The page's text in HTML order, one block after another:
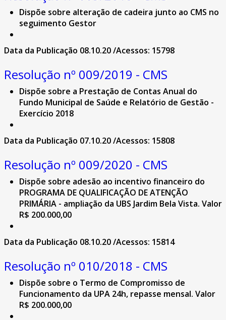
Dispõe sobre alteração de cadeira junto ao CMS no
seguimento Gestor
Data da Publicação 08.10.20 /Acessos: 15798
Resolução nº 009/2019 - CMS
Dispõe sobre a Prestação de Contas Anual do
Fundo Municipal de Saúde e Relatório de Gestão -
Exercício 2018
Data da Publicação 07.10.20 /Acessos: 15808
Resolução nº 009/2020 - CMS
Dispõe sobre adesão ao incentivo financeiro do
PROGRAMA DE QUALIFICAÇÃO DE ATENÇÃO
PRIMÁRIA - ampliação da UBS Jardim Bela Vista. Valor
R$ 200.000,00
Data da Publicação 08.10.20 /Acessos: 15814
Resolução nº 010/2018 - CMS
Dispõe sobre o Termo de Compromisso de
Funcionamento da UPA 24h, repasse mensal. Valor
R$ 200.000,00